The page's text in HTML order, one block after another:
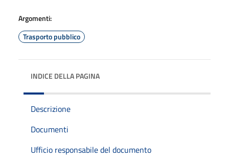
Argomenti:
Trasporto pubblico
INDICE DELLA PAGINA
Descrizione
Documenti
Ufficio responsabile del documento